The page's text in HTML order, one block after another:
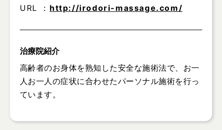
URL ： http://irodori-massage.com/
治療院紹介
高齢者のお身体を熟知した安全な施術法で、お一
人お一人の症状に合わせたパーソナル施術を行っ
ています。